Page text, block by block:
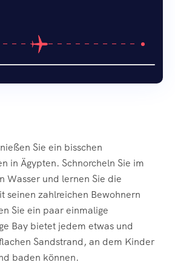
Sie ein bisschen
in Ägypten. Schnorcheln Sie im
Wasser und lernen Sie die
seinen zahlreichen Bewohnern
Sie ein paar einmalige
Bay bietet jedem etwas und
Sandstrand, an dem Kinder
baden können.